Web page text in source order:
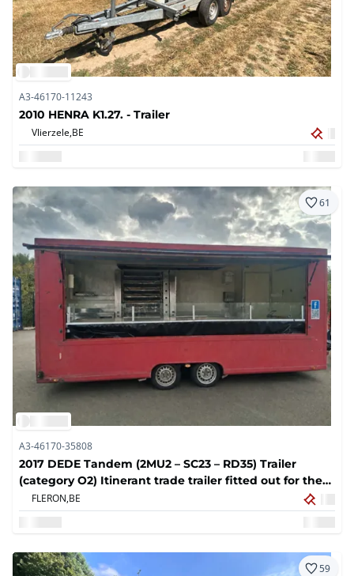
A3-46170-11243
2010 HENRA K1.27. - Trailer
Vlierzele,BE
61
A3-46170-35808
2017 DEDE Tandem (2MU2 – SC23 – RD35) Trailer
(category O2) Itinerant trade trailer fitted out for the
rotisserie
FLERON,BE
59